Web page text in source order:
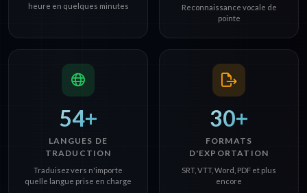
heure en quelques minutes
Reconnaissance vocale de
pointe
54+
LANGUES DE
TRADUCTION
Traduisez vers n'importe
quelle langue prise en charge
30+
FORMATS
D'EXPORTATION
SRT, VTT, Word, PDF et plus
encore